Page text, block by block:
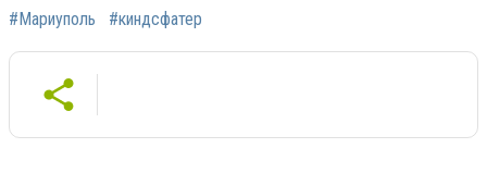
#Мариуполь #киндсфатер